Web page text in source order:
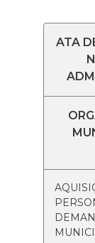
ATA